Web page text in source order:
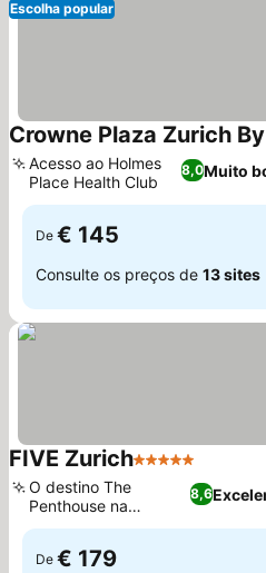
Escolha popular
Crowne Plaza Zurich
8,0Muito
Acesso ao Holmes
Place Health Club
De € 145
Consulte os preços de 13 sites
FIVE Zurich5 Estrelas
8,6
O destino The
Penthouse na
cobertura
De € 179